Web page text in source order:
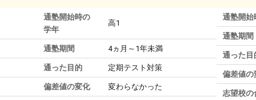
通塾開始時の
学年
高1
通塾期間 4ヵ月～1年未満
通った目的 定期テスト対策
偏差値の変化 変わらなかった
通塾開始
通塾期間
通った目
偏差値の
志望校の